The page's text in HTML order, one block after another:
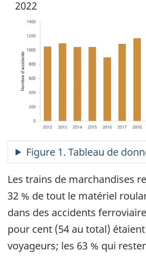
2022
Image
Les trains de marchandises
32 % de tout le matériel
dans des accidents
pour cent (54 au total)
voyageurs; les 63 % qui